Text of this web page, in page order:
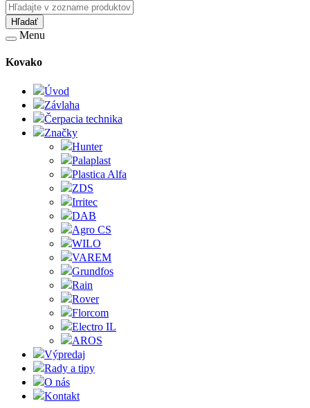
Hľadať
Menu
Kovako
Úvod
Závlaha
Čerpacia technika
Značky
Hunter
Palaplast
Plastica Alfa
ZDS
Irritec
DAB
Agro CS
WILO
VAREM
Grundfos
Rain
Rover
Florcom
Electro IL
AROS
Výpredaj
Rady a tipy
O nás
Kontakt